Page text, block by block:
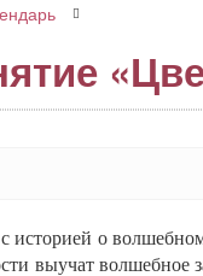
историей о
выучат волшебное